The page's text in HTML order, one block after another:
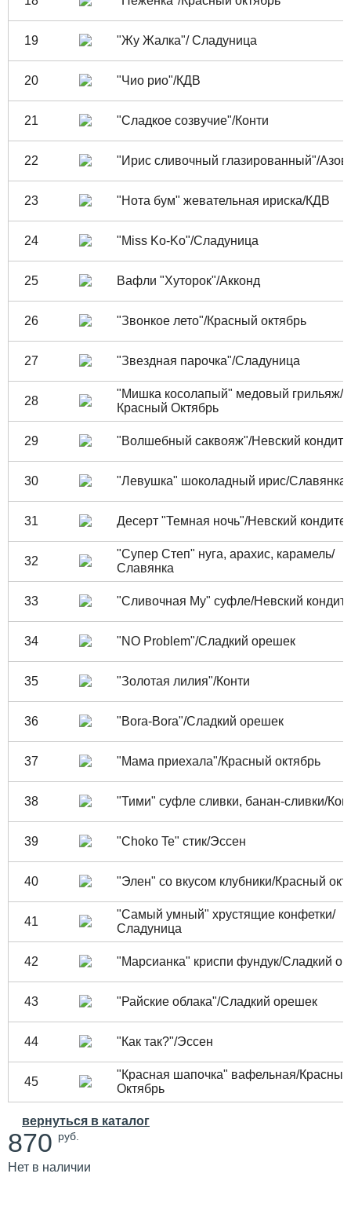
19 "Жу Жалка"/ Сладуница
20 "Чио рио"/КДВ
21 "Сладкое созвучие"/Конти
22 "Ирис сливочный глазированный"/
23 "Нота бум" жевательная ириска/КДВ
24 "Miss Ko-Ko"/Сладуница
25 Вафли "Хуторок"/Акконд
26 "Звонкое лето"/Красный октябрь
27 "Звездная парочка"/Сладуница
28
"Мишка косолапый" медовый грильяж/
Красный Октябрь
29 "Волшебный саквояж"/Невский
30 "Левушка" шоколадный ирис/Славянка
31 Десерт "Темная ночь"/Невский
32
"Супер Степ" нуга, арахис, карамель/
Славянка
33 "Сливочная Му" суфле/Невский
34 "NO Problem"/Сладкий орешек
35 "Золотая лилия"/Конти
36 "Bora-Bora"/Сладкий орешек
37 "Мама приехала"/Красный октябрь
38 "Тими" суфле сливки, банан-сливки/
39 "Choko Te" стик/Эссен
40 "Элен" со вкусом клубники/Красный
41
"Самый умный" хрустящие конфетки/
Сладуница
42 "Марсианка" криспи фундук/Сладкий
43 "Райские облака"/Сладкий орешек
44 "Как так?"/Эссен
45
"Красная шапочка" вафельная/Красный
Октябрь
вернуться в каталог
870 руб.
Нет в наличии